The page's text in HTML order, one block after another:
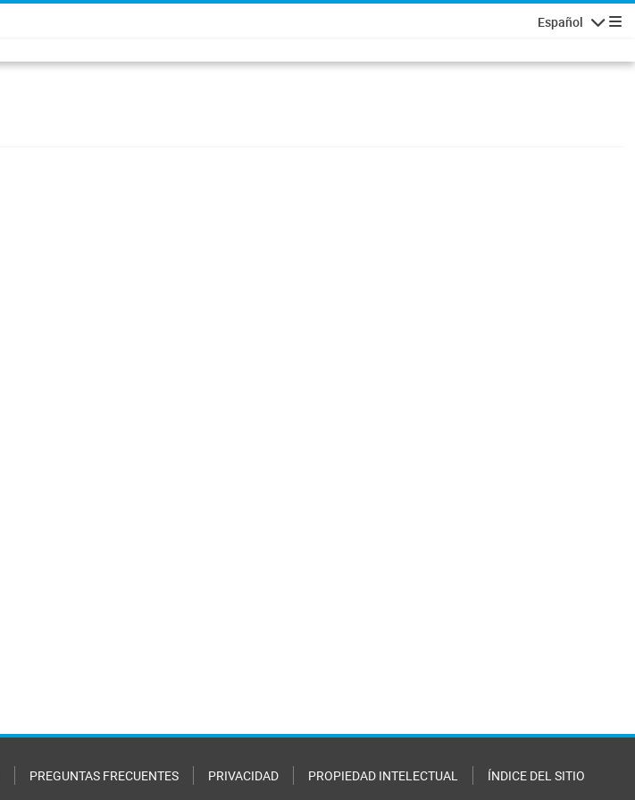
Español
PREGUNTAS FRECUENTES PRIVACIDAD PROPIEDAD INTELECTUAL ÍNDICE DEL SITIO